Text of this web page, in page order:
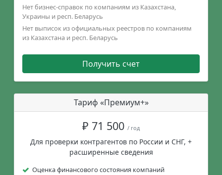
Нет бизнес-справок по компаниям из Казахстана,
Украины и респ. Беларусь
Нет выписок из официальных реестров по компаниям
из Казахстана и респ. Беларусь
Получить счет
Тариф «Премиум+»
₽ 71 500 / год
Для проверки контрагентов по России и СНГ, +
расширенные сведения
Оценка финансового состояния компаний